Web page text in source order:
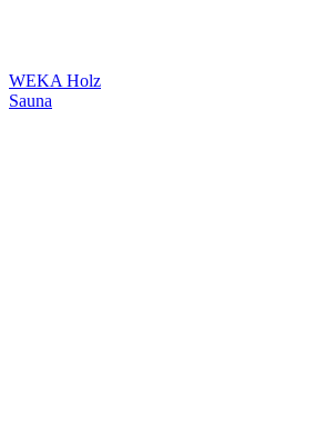
WEKA Holz
Sauna